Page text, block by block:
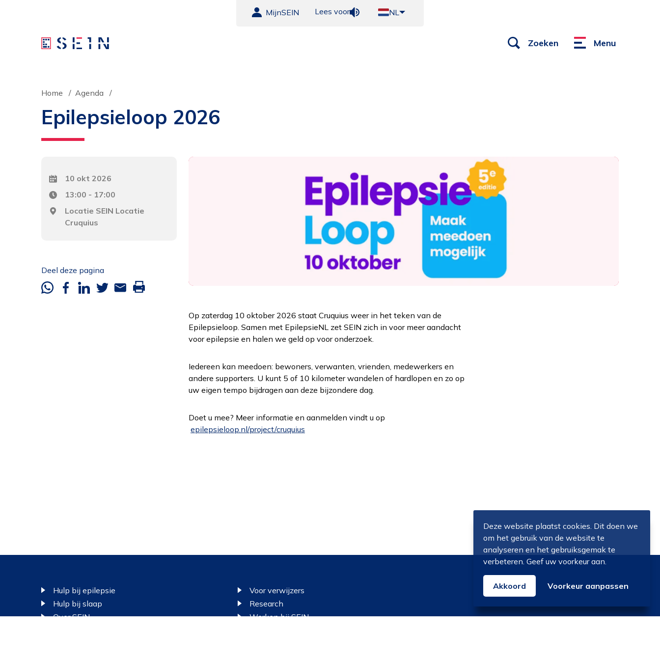
Deze website plaatst cookies. Dit doen we
om het gebruik van de website te
analyseren en het gebruiksgemak te
verbeteren. Geef uw voorkeur aan.
Akkoord Voorkeur aanpassen
Interesses
Om het gebruik van de website af te stemmen op uw wensen en
interesses.
Open Zoeken
Menu Menu
MijnSEIN Lees voor NL
Home Agenda
Epilepsieloop 2026
Datum
10 okt 2026
Tijd13:00 - 17:00
Locatie
Locatie SEIN Locatie
Cruquius
Deel deze pagina
WhatsappFacebook LinkedinTwitter Mail
Op zaterdag 10 oktober 2026 staat Cruquius weer in het teken van de
Epilepsieloop. Samen met EpilepsieNL zet SEIN zich in voor meer aandacht
voor epilepsie en halen we geld op voor onderzoek.
Iedereen kan meedoen: bewoners, verwanten, vrienden, medewerkers en
andere supporters. U kunt 5 of 10 kilometer wandelen of hardlopen en zo op
uw eigen tempo bijdragen aan deze bijzondere dag.
Doet u mee? Meer informatie en aanmelden vindt u op
epilepsieloop.nl/project/cruquius
Hulp bij epilepsie
Hulp bij slaap
Over SEIN
Voor verwijzers
Research
Werken bij SEIN